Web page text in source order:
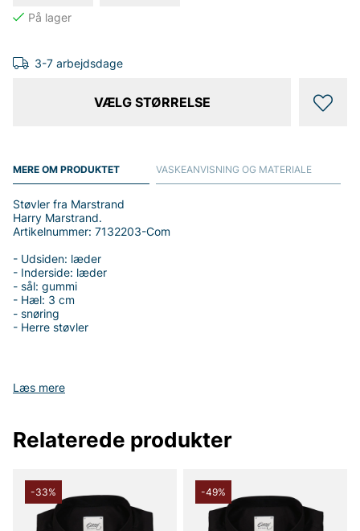
3-7 arbejdsdage
VÆLG STØRRELSE
MERE OM PRODUKTET
Læs mere
Støvler fra Marstrand
Harry Marstrand.
Artikelnummer: 7132203-Com
- Udsiden: læder
- Inderside: læder
- sål: gummi
- Hæl: 3 cm
- snøring
- Herre støvler
Tak fordi du handler i vores webshop. Besøg også vores butik i
VASKEANVISNING OG MATERIALE
Relaterede produkter
-33% -49%